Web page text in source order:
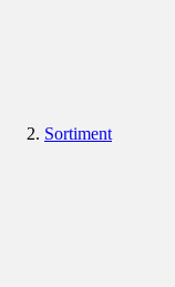
Sortiment